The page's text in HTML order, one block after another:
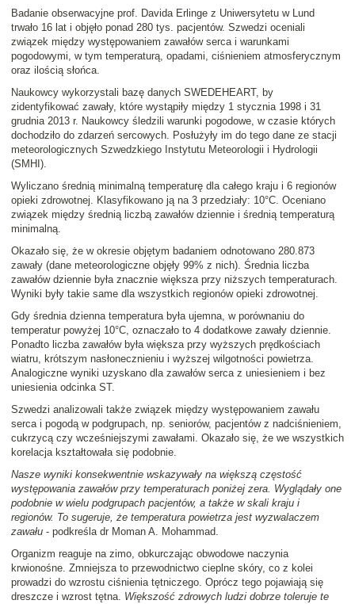
Badanie obserwacyjne prof. Davida Erlinge z Uniwersytetu w Lund
trwało 16 lat i objęło ponad 280 tys. pacjentów. Szwedzi oceniali
związek między występowaniem zawałów serca i warunkami
pogodowymi, w tym temperaturą, opadami, ciśnieniem atmosferycznym
oraz ilością słońca.
Naukowcy wykorzystali bazę danych SWEDEHEART, by
zidentyfikować zawały, które wystąpiły między 1 stycznia 1998 i 31
grudnia 2013 r. Naukowcy śledzili warunki pogodowe, w czasie których
dochodziło do zdarzeń sercowych. Posłużyły im do tego dane ze stacji
meteorologicznych Szwedzkiego Instytutu Meteorologii i Hydrologii
(SMHI).
Wyliczano średnią minimalną temperaturę dla całego kraju i 6 regionów
opieki zdrowotnej. Klasyfikowano ją na 3 przedziały: 10°C. Oceniano
związek między średnią liczbą zawałów dziennie i średnią temperaturą
minimalną.
Okazało się, że w okresie objętym badaniem odnotowano 280.873
zawały (dane meteorologiczne objęły 99% z nich). Średnia liczba
zawałów dziennie była znacznie większa przy niższych temperaturach.
Wyniki były takie same dla wszystkich regionów opieki zdrowotnej.
Gdy średnia dzienna temperatura była ujemna, w porównaniu do
temperatur powyżej 10°C, oznaczało to 4 dodatkowe zawały dziennie.
Ponadto liczba zawałów była większa przy wyższych prędkościach
wiatru, krótszym nasłonecznieniu i wyższej wilgotności powietrza.
Analogiczne wyniki uzyskano dla zawałów serca z uniesieniem i bez
uniesienia odcinka ST.
Szwedzi analizowali także związek między występowaniem zawału
serca i pogodą w podgrupach, np. seniorów, pacjentów z nadciśnieniem,
cukrzycą czy wcześniejszymi zawałami. Okazało się, że we wszystkich
korelacja kształtowała się podobnie.
Nasze wyniki konsekwentnie wskazywały na większą częstość
występowania zawałów przy temperaturach poniżej zera. Wyglądały one
podobnie w wielu podgrupach pacjentów, a także w skali kraju i
regionów. To sugeruje, że temperatura powietrza jest wyzwalaczem
zawału - podkreśla dr Moman A. Mohammad.
Organizm reaguje na zimo, obkurczając obwodowe naczynia
krwionośne. Zmniejsza to przewodnictwo cieplne skóry, co z kolei
prowadzi do wzrostu ciśnienia tętniczego. Oprócz tego pojawiają się
dreszcze i wzrost tętna. Większość zdrowych ludzi dobrze toleruje te